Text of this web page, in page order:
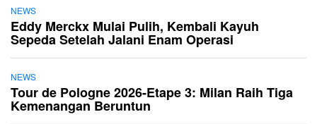
NEWS
Eddy Merckx Mulai Pulih, Kembali Kayuh
Sepeda Setelah Jalani Enam Operasi
NEWS
Tour de Pologne 2026-Etape 3: Milan Raih Tiga
Kemenangan Beruntun